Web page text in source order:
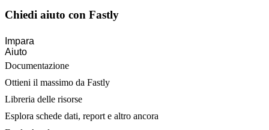
Chiedi aiuto con Fastly
Impara
Aiuto
Documentazione
Ottieni il massimo da Fastly
Libreria delle risorse
Esplora schede dati, report e altro ancora